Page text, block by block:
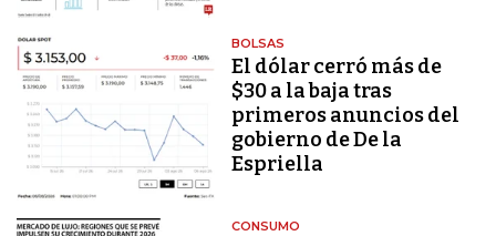
BOLSAS
El dólar cerró más de
$30 a la baja tras
primeros anuncios del
gobierno de De la
Espriella
CONSUMO